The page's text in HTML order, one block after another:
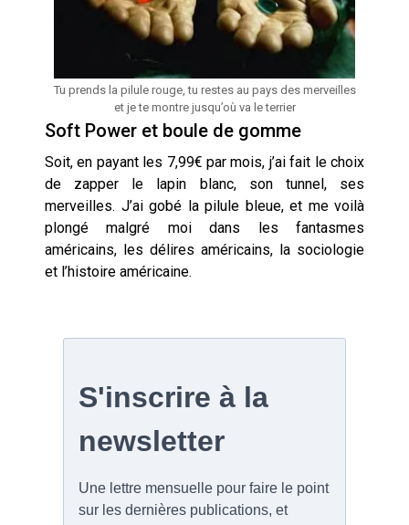
Tu prends la pilule rouge, tu restes au pays des merveilles
et je te montre jusqu’où va le terrier
Soft Power et boule de gomme
Soit, en payant les 7,99€ par mois, j’ai fait le choix
de zapper le lapin blanc, son tunnel, ses
merveilles. J’ai gobé la pilule bleue, et me voilà
plongé malgré moi dans les fantasmes
américains, les délires américains, la sociologie
et l’histoire américaine.